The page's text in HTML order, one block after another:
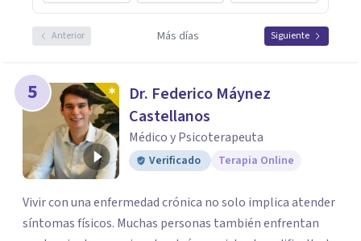
Anterior Más días Siguiente
5
Dr. Federico Máynez
Castellanos
Médico y Psicoterapeuta
Verificado Terapia Online
Vivir con una enfermedad crónica no solo implica atender
síntomas físicos. Muchas personas también enfrentan